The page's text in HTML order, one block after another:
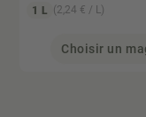
1 L (2,24 € / L)
Choisir un